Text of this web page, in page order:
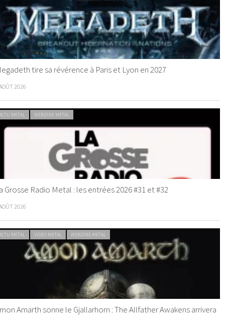
tire sa révérence à Paris et Lyon en 2027
2026
METAL WEBZINE METAL
Grosse Radio Metal : les entrées 2026 #31 et #32
2026
METAL VIDEO METAL WEBZINE METAL
Amarth sonne le Gjallarhorn : The Allfather Awakens arrivera